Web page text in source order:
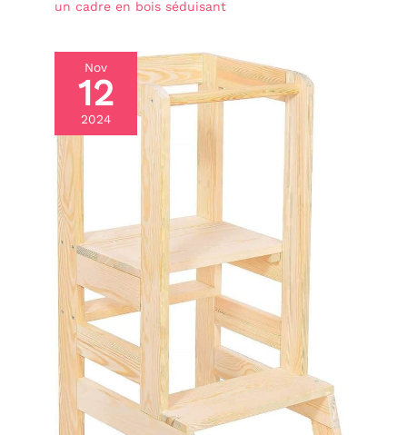
un cadre en bois séduisant
Nov
12
2024